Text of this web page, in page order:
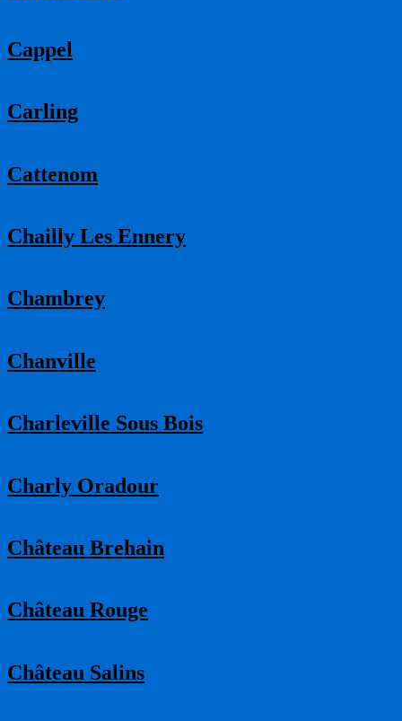
Cappel
Carling
Cattenom
Chailly Les Ennery
Chambrey
Chanville
Charleville Sous Bois
Charly Oradour
Château Brehain
Château Rouge
Château Salins